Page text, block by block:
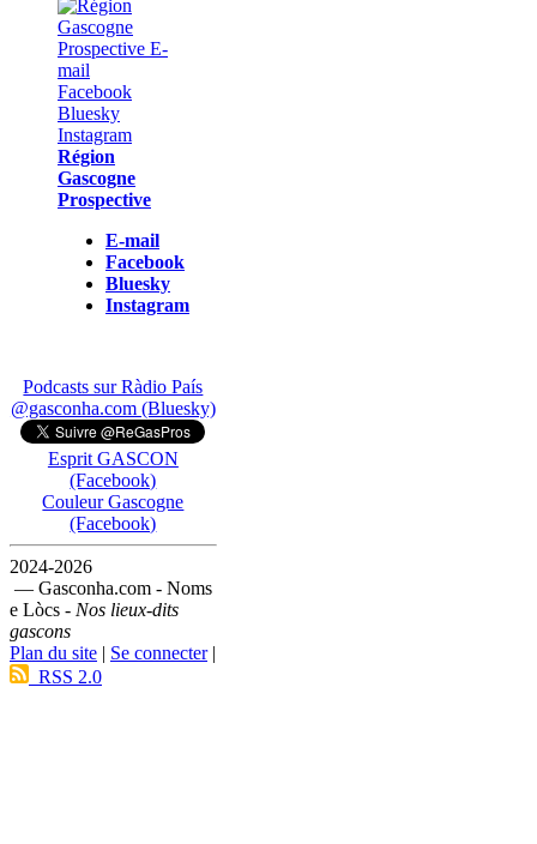
Région
Gascogne
Prospective
E-mail
Facebook
Bluesky
Instagram
Podcasts sur Ràdio País
@gasconha.com (Bluesky)
Esprit GASCON
(Facebook)
Couleur Gascogne
(Facebook)
2024-2026
— Gasconha.com - Noms
e Lòcs - Nos lieux-dits
gascons
Plan du site | Se connecter|
RSS 2.0